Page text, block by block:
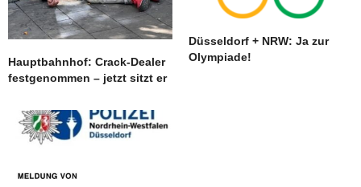
Hauptbahnhof: Crack-Dealer
festgenommen – jetzt sitzt er
Düsseldorf + NRW: Ja zur
Olympiade!